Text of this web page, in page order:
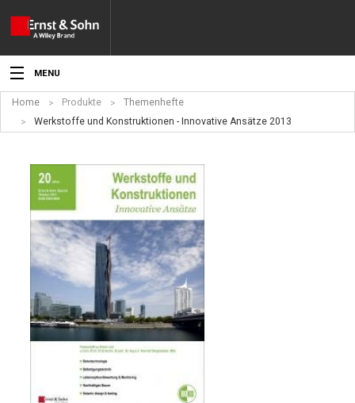
MENU
Aktuelles
Angebote
Fachgebiete
Produkte
Service
Für Autor:innen
Verlag
Home Produkte
Themenhefte
Werkstoffe und Konstruktionen - Innovative Ansätze 2013